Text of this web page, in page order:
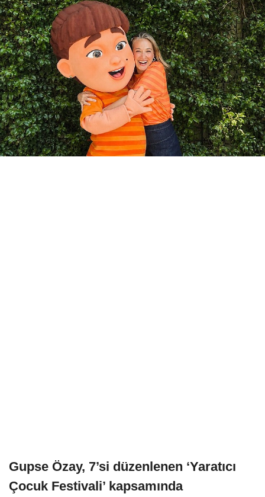
Gupse Özay, 7’si düzenlenen ‘Yaratıcı
Çocuk Festivali’ kapsamında